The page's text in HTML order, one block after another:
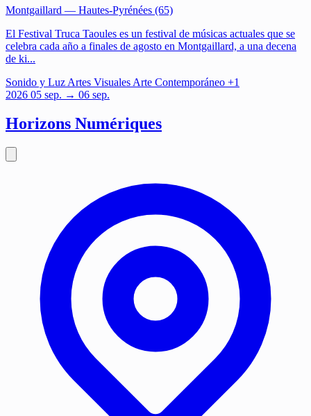
Montgaillard — Hautes-Pyrénées (65)
El Festival Truca Taoules es un festival de músicas actuales que se
celebra cada año a finales de agosto en Montgaillard, a una decena
de ki...
Sonido y Luz Artes Visuales Arte Contemporáneo +1
2026 05 sep. → 06 sep.
Horizons Numériques